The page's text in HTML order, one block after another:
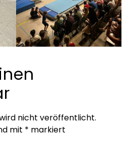
nicht veröffentlicht.
mit * markiert